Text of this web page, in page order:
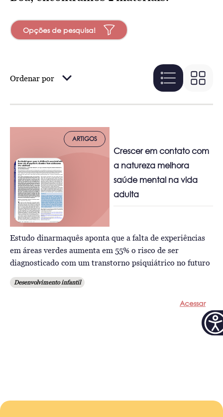
Opções de pesquisa!
Ordenar por
ARTIGOS
Crescer em contato com
a natureza melhora
saúde mental na vida
adulta
Estudo dinarmaquês aponta que a falta de experiências
em áreas verdes aumenta em 55% o risco de ser
diagnosticado com um transtorno psiquiátrico no futuro
Desenvolvimento infantil
Acessar